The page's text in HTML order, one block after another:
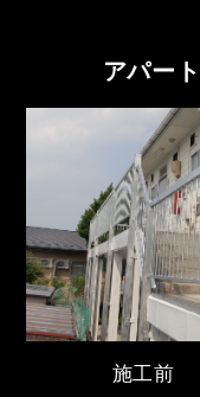
アパー
施工前